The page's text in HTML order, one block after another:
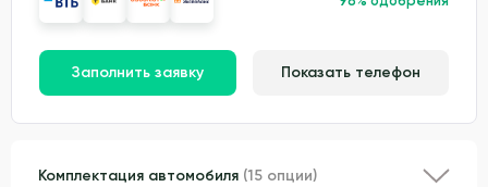
Заполнить заявку Показать телефон
Комплектация автомобиля (15 опции)